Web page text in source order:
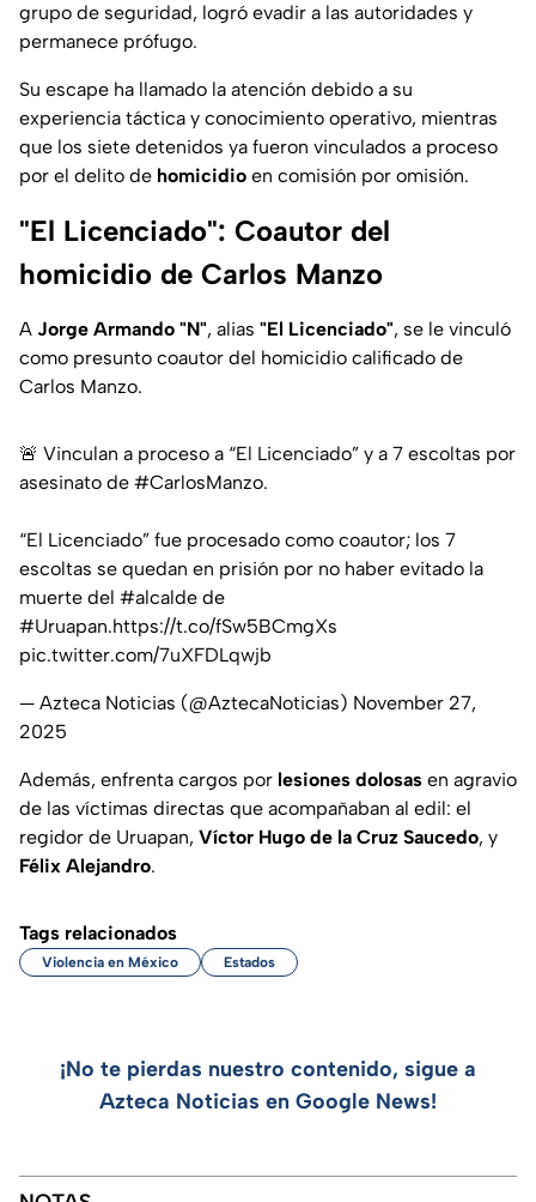
grupo de seguridad, logró evadir a las autoridades y
permanece prófugo.
Su escape ha llamado la atención debido a su
experiencia táctica y conocimiento operativo, mientras
que los siete detenidos ya fueron vinculados a proceso
por el delito de homicidio en comisión por omisión.
"El Licenciado": Coautor del
homicidio de Carlos Manzo
A Jorge Armando "N", alias "El Licenciado", se le vinculó
como presunto coautor del homicidio calificado de
Carlos Manzo.
🚨 Vinculan a proceso a “El Licenciado” y a 7 escoltas por
asesinato de #CarlosManzo.
“El Licenciado” fue procesado como coautor; los 7
escoltas se quedan en prisión por no haber evitado la
muerte del #alcalde de
#Uruapan.https://t.co/fSw5BCmgXs
pic.twitter.com/7uXFDLqwjb
— Azteca Noticias (@AztecaNoticias) November 27,
2025
Además, enfrenta cargos por lesiones dolosas en agravio
de las víctimas directas que acompañaban al edil: el
regidor de Uruapan, Víctor Hugo de la Cruz Saucedo, y
Félix Alejandro.
Tags relacionados
Violencia en México Estados
¡No te pierdas nuestro contenido, sigue a
Azteca Noticias en Google News!